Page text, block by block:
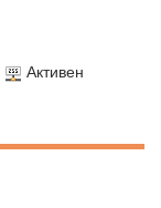
Активен